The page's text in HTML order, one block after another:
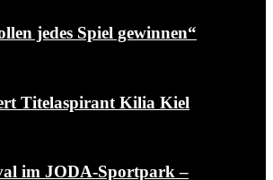
jedes Spiel gewinnen“
Titelaspirant Kilia Kiel
im JODA-Sportpark –